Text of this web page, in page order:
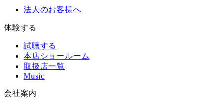
法人のお客様へ
体験する
試聴する
本店ショールーム
取扱店一覧
Music
会社案内